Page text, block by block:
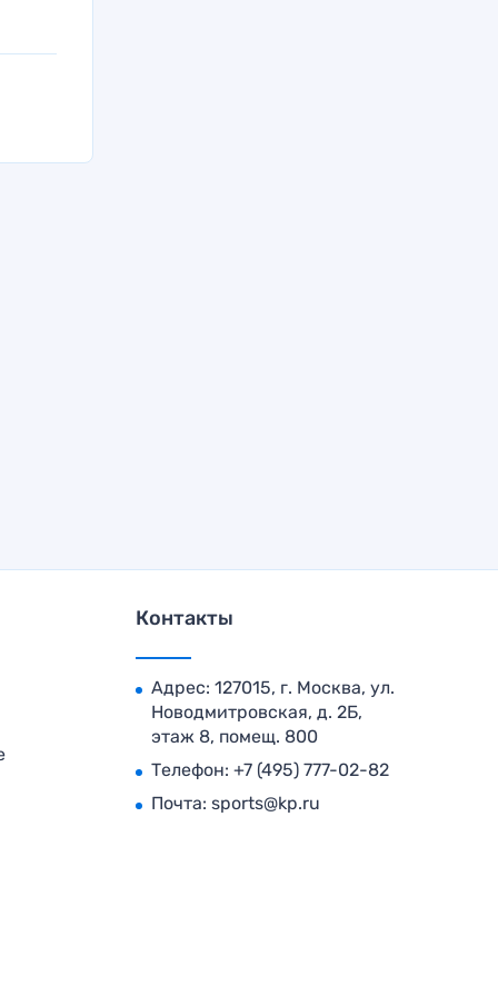
Контакты
Адрес: 127015, г. Москва, ул.
Новодмитровская, д. 2Б,
этаж 8, помещ. 800
Телефон: +7 (495) 777-02-82
Почта: sports@kp.ru